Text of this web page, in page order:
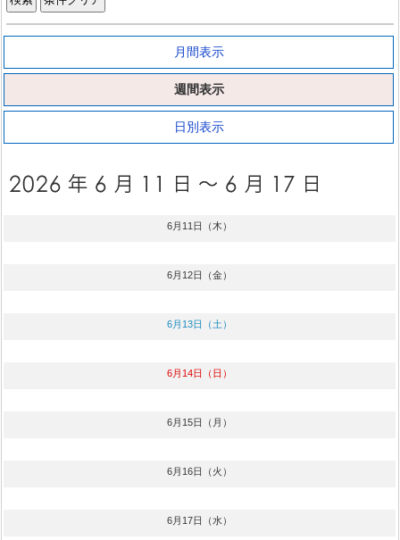
月間表示
週間表示
日別表示
6月11日（木）
6月12日（金）
6月13日（土）
6月14日（日）
6月15日（月）
6月16日（火）
6月17日（水）